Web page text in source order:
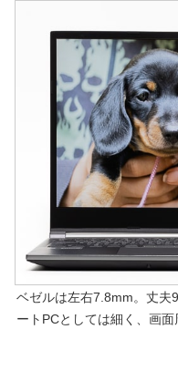
ベゼルは左右7.8mm。丈夫
ートPCとしては細く、画